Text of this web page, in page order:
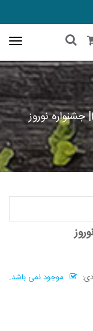
نوروز
موجود نمی باشد.